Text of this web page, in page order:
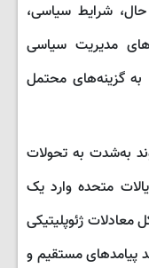
با این حال، شرایط سیاسی،
مدیریت سیاسی
سال‌های ۲۰۲۶ یا اوایل ۲۰۲۷ را به گزینه‌های محتمل
به‌شدت به تحولات
متحده وارد یک
معادلات ژئوپلیتیکی
پیامدهای مستقیم و